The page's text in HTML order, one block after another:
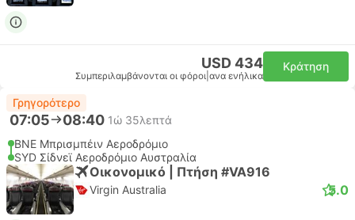
USD 434
Συμπεριλαμβάνονται οι φόροι ανα ενήλικα
Κράτηση
Γρηγορότερο
07:05 08:40 1ώ 35λεπτά
BNE Μπρισμπέιν Αεροδρόμιο
SYD Σίδνεϊ Αεροδρόμιο Αυστραλία
Οικονομικό | Πτήση #VA916
Virgin Australia 5.0